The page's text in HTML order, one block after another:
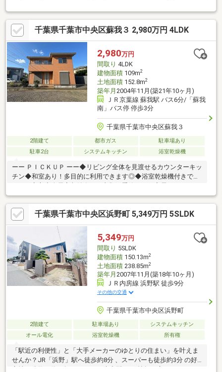
たり寛げる開放的な空間です。各居室が広いだけでなく、「ウォ
ークインクローゼット2箇所」を含む全居室収納付きで、ご家族の
荷物もスッキリ片付きます。2階ホールの吹抜けも明るく開放的！
敷地にはお庭と駐車スペースを完備。みつわ台駅まで徒歩約8分、
小中学校も徒歩圏内と周辺環境も良好です。生まれ変わった贅沢
な空間を、ぜひ一度現地でご体感ください！
千葉県千葉市中央区蘇我３ 2,980万円 4LDK
2,980万円
間取り 4LDK
建物面積109m2
土地面積152.8m2
築年月 2004年11月(築21年10ヶ月)
ＪＲ京葉線 蘇我駅 バス6分/「蘇我
南」バス停 停歩3分
千葉県千葉市中央区蘇我３
2階建て 都市ガス
駐車場あり
駐車2台
システムキッチン 浴室乾燥機
ーー ＰＩＣＫＵＰ ーー◆リビング全体を見渡せるカウンターキッ
チン◆和室あり！多目的に利用できます◎◆浴室乾燥機付きで雨
の日も安心◆全居室収納有り！衣類や季節ものの家電もすっきり
収納♪◆駐車場2台可能〇●ご案内方法●〇ご来店できないお客様は
ご指定場所（自宅送迎・最寄り駅・目印がある場所など）での待
ち合わせからのご案内も可能です。（無料送迎）お客様のご条件
をお聞かせいただければこちらの物件と一緒に他の物件もご案内
千葉県千葉市中央区浜野町 5,349万円 5SLDK
5,349万円
間取り 5SLDK
建物面積150.13m2
土地面積238.85m2
築年月 2007年11月(築18年10ヶ月)
ＪＲ内房線 浜野駅 徒歩9分
その他の交通
千葉県千葉市中央区浜野町
2階建て 駐車場あり
システムキッチン
オール電化
浴室乾燥機 所有権
「駅近の利便性」と「大手メーカーのゆとりの住まい」を叶えま
せんか？JR「浜野」駅へ徒歩約8分 、スーパーも徒歩約3分 の好